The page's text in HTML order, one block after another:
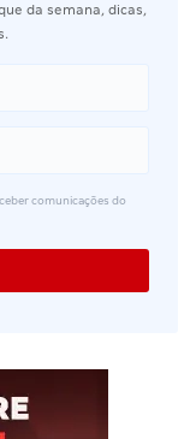
da semana, dicas,
comunicações do